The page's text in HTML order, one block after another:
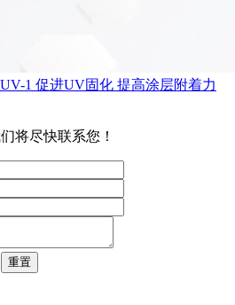
1 促进UV固化 提高涂层附着力
将尽快联系您！